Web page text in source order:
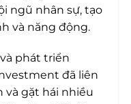
ngũ nhân sự, tạo
và năng động.
phát triển
đã liên
và gặt hái nhiều